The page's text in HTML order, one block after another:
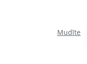
Mudīte